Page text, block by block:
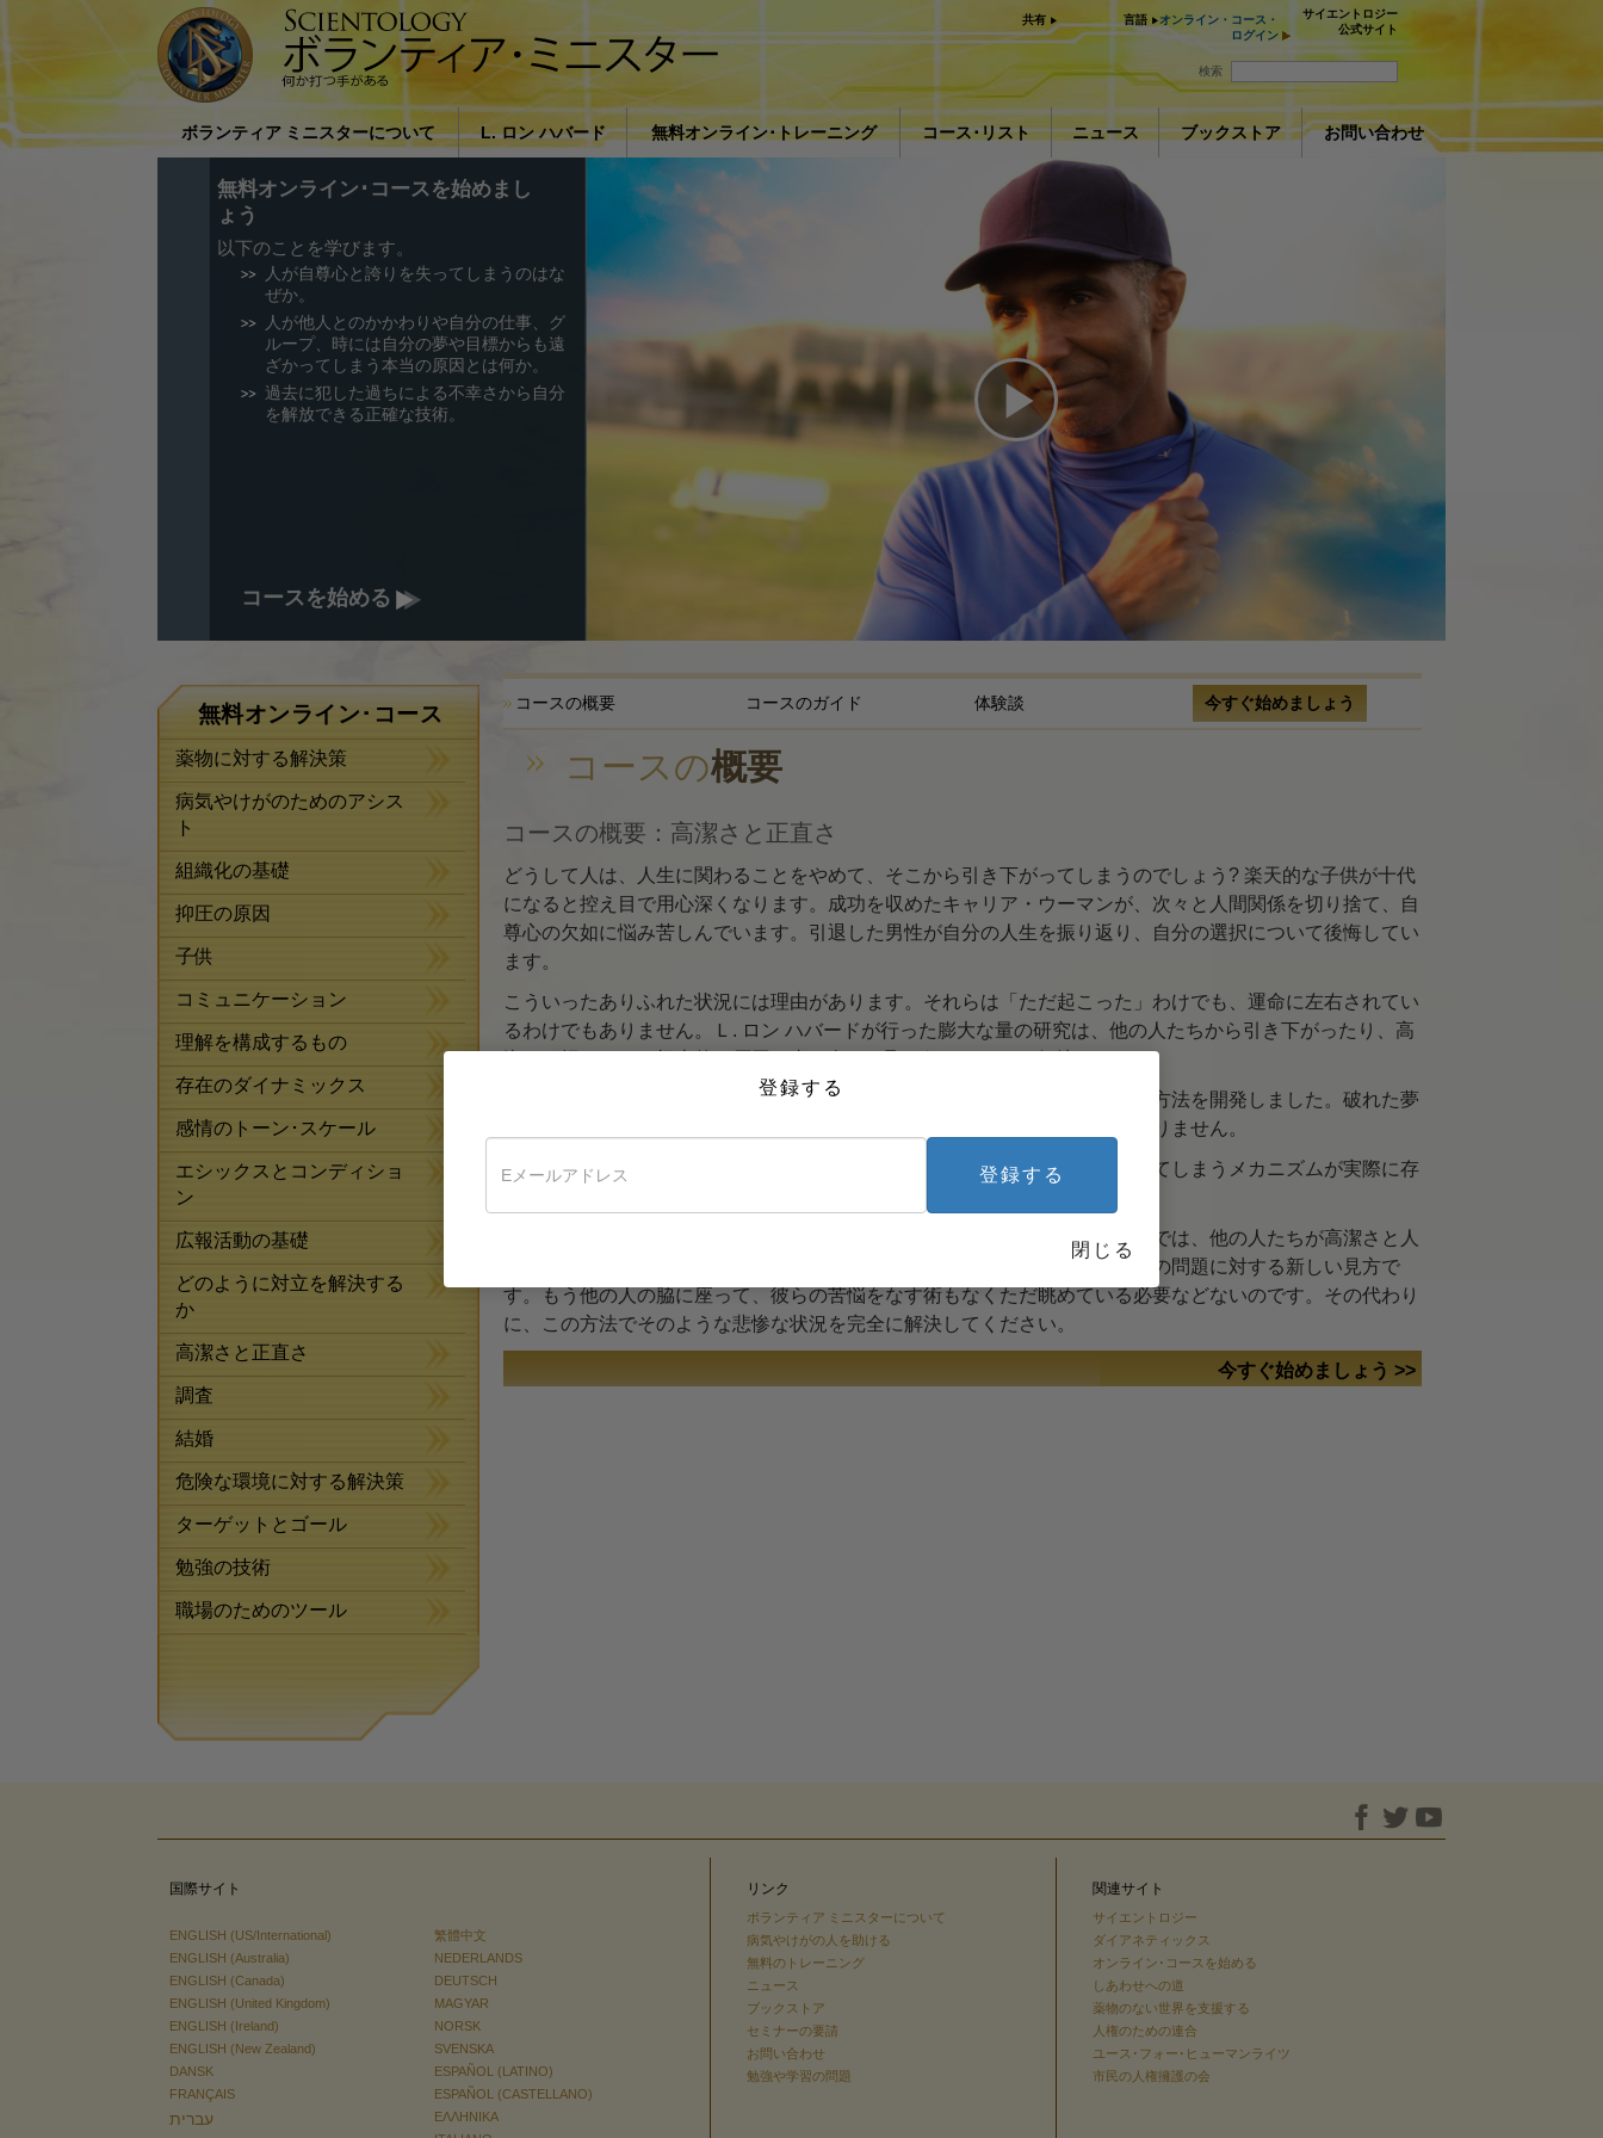
共有 言語
オンライン・コース・
ログイン
サイエントロジー
公式サイト
検索
ボランティア ミニスターについて
ボランティア･ミニスターとはどの
ような人たちですか?
私たちが援助する理由
L. ロン ハバード
社会における宗教の影響L. ロン ハ
バード著
無料オンライン･トレーニング コース･リスト
薬物に対する解決策
病気やけがのためのアシスト
組織化の基礎
抑圧の原因
うまくコミュニケーションを取る
理解を構成するもの
存在のダイナミックス
感情のトーン･スケール
エシックスとコンディション
広報活動の基礎
結婚
危険な環境に対する解決策
勉強の技術
ニュース ブックストア お問い合わせ
Play
Video
無料オンライン･コースを始めまし
ょう
以下のことを学びます。
人が自尊心と誇りを失ってしまうのはな
ぜか。
人が他人とのかかわりや自分の仕事、グ
ループ、時には自分の夢や目標からも遠
ざかってしまう本当の原因とは何か。
過去に犯した過ちによる不幸さから自分
を解放できる正確な技術。
コースを始める
コースの概要 コースのガイド 体験談 今すぐ始めましょう
コースの概要
コースの概要：高潔さと正直さ
どうして人は、人生に関わることをやめて、そこから引き下がってしまうのでしょう? 楽天的な子供が十代
になると控え目で用心深くなります。成功を収めたキャリア・ウーマンが、次々と人間関係を切り捨て、自
尊心の欠如に悩み苦しんでいます。引退した男性が自分の人生を振り返り、自分の選択について後悔してい
ます。
こういったありふれた状況には理由があります。それらは「ただ起こった」わけでも、運命に左右されてい
るわけでもありません。Ｌ. ロン ハバードが行った膨大な量の研究は、他の人たちから引き下がったり、高
彼は、正直さと自尊心の感覚を取り戻すのを助けられるようにする、正確な方法を開発しました。破れた夢
や後悔によって、現在の人生との関わりから絶えず引き離される必要などありません。
人々を人間関係や家族、グループ、さらに自分自身の夢からも引き下がらせてしまうメカニズムが実際に存
そしてそういった状況は正すことができます。この小冊子と対応するコースでは、他の人たちが高潔さと人
生に対する熱意を取り戻す手助けをする方法を学びます。それは、古くからの問題に対する新しい見方で
す。もう他の人の脇に座って、彼らの苦悩をなす術もなくただ眺めている必要などないのです。その代わり
に、この方法でそのような悲惨な状況を完全に解決してください。
今すぐ始めましょう >>
無料オンライン･コース
薬物に対する解決策
病気やけがのためのアシス
ト
組織化の基礎
抑圧の原因
子供
コミュニケーション
理解を構成するもの
存在のダイナミックス
感情のトーン･スケール
エシックスとコンディショ
ン
広報活動の基礎
どのように対立を解決する
か
高潔さと正直さ
調査
結婚
危険な環境に対する解決策
ターゲットとゴール
勉強の技術
職場のためのツール
国際サイト
ENGLISH (US/International)
ENGLISH (Australia)
ENGLISH (Canada)
ENGLISH (United Kingdom)
ENGLISH (Ireland)
ENGLISH (New Zealand)
DANSK
FRANÇAIS
עברית
繁體中文
NEDERLANDS
DEUTSCH
MAGYAR
NORSK
SVENSKA
ESPAÑOL (LATINO)
ESPAÑOL (CASTELLANO)
ΕΛΛΗΝΙΚA
リンク
ボランティア ミニスターについて
病気やけがの人を助ける
無料のトレーニング
ニュース
ブックストア
セミナーの要請
お問い合わせ
勉強や学習の問題
関連サイト
サイエントロジー
ダイアネティックス
オンライン･コースを始める
しあわせへの道
薬物のない世界を支援する
人権のための連合
ユース･フォー･ヒューマンライツ
市民の人権擁護の会
登録する
登録する
閉じる